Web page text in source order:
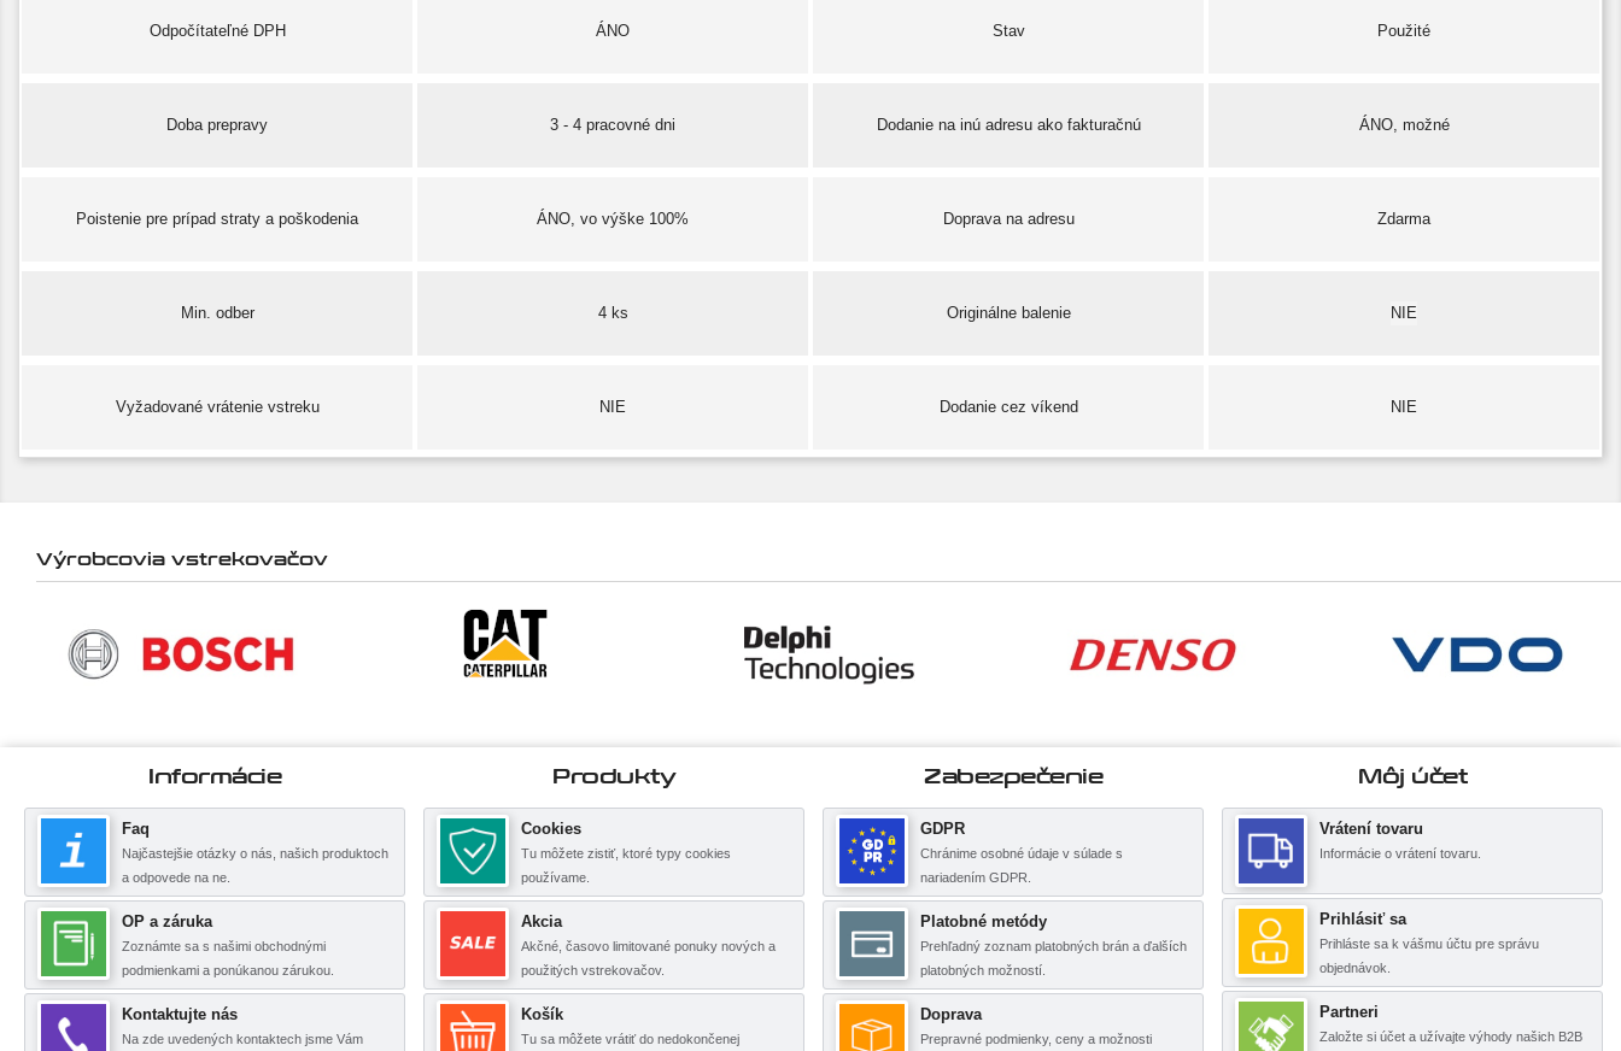
Odpočítateľné DPH ÁNO Stav Použité
Doba prepravy 3 - 4 pracovné dni Dodanie na inú adresu ako fakturačnú ÁNO, možné
Poistenie pre prípad straty a poškodenia ÁNO, vo výške 100% Doprava na adresu Zdarma
Min. odber 4 ks Originálne balenie NIE
Vyžadované vrátenie vstreku NIE Dodanie cez víkend NIE
Výrobcovia vstrekovačov
Informácie
Faq
Najčastejšie otázky o nás, našich produktoch
a odpovede na ne.
OP a záruka
Zoznámte sa s našimi obchodnými
podmienkami a ponúkanou zárukou.
Kontaktujte nás
Na zde uvedených kontaktech jsme Vám
Produkty
Cookies
Tu môžete zistiť, ktoré typy cookies
používame.
Akcia
Akčné, časovo limitované ponuky nových a
použitých vstrekovačov.
Košík
Tu sa môžete vrátiť do nedokončenej
Zabezpečenie
GDPR
Chránime osobné údaje v súlade s
nariadením GDPR.
Platobné metódy
Prehľadný zoznam platobných brán a ďalších
platobných možností.
Doprava
Prepravné podmienky, ceny a možnosti
Môj účet
Vrátení tovaru
Informácie o vrátení tovaru.
Prihlásiť sa
Prihláste sa k vášmu účtu pre správu
objednávok.
Partneri
Založte si účet a užívajte výhody našich B2B